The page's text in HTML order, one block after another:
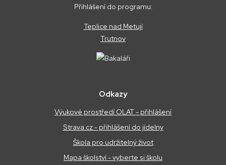
Přihlášení do programu:
Teplice nad Metují
Trutnov
Odkazy
Výukové prostředí OLAT - přihlášení
Strava.cz - přihlášení do jídelny
Škola pro udržitelný život
Mapa školství - vyberte si školu